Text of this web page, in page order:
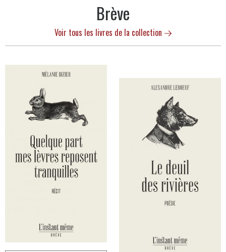
Brève
Voir tous les livres de la collection